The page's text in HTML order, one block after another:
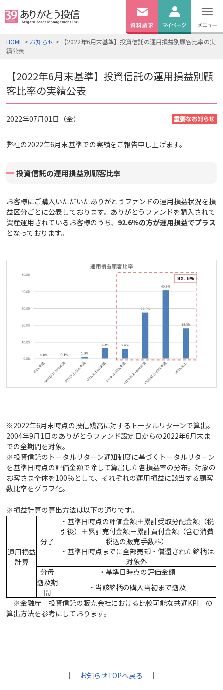
無料資料 ログイン
HOME > お知らせ > 【2022年6月末基準】投資信託の運用損益別顧客比率の実
績公表
【2022年6月末基準】投資信託の運用損益別顧
客比率の実績公表
2022年07月01日（金）
弊社の2022年6月末基準での実績をご報告申し上げます。
投資信託の運用損益別顧客比率
お客様にご購入いただいたありがとうファンドの運用損益状況を損
益区分ごとに公表しております。ありがとうファンドを購入されて
資産運用されているお客様のうち、 92.6％の方が運用損益でプラス
となっております。
※2022年6月末時点の投信残高に対するトータルリターンで算出。
2004年9月1日のありがとうファンド設定日からの2022年6月末ま
での全期間を対象。
※投資信託のトータルリターン通知制度に基づくトータルリターン
を基準日時点の評価金額で除して算出した各損益率の分布。対象の
お客さま全体を100％として、それぞれの運用損益に該当する顧客
数比率をグラフ化。
※損益計算の算出方法は以下の通りです。
運用損益
計算
分子
・基準日時点の評価金額＋累計受取分配金額（税
引後）＋累計売付金額－累計買付金額（含む消費
税込の販売手数料）
・基準日時点までに全部売却・償還された銘柄は
対象外
分母
・基準日時点の評価金額
遡及期
間
・当該銘柄の購入当初まで遡及
※金融庁「投資信託の販売会社における比較可能な共通KPI」の
算出方法を参考にしております。
｜ お知らせTOPへ戻る ｜